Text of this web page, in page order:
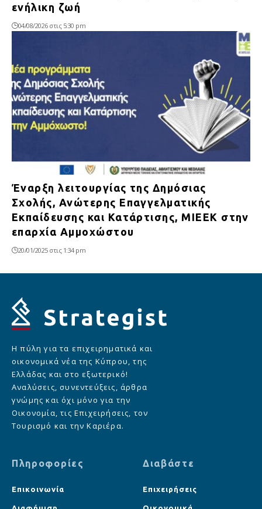
ενήλικη ζωή
04/08/2026 στις 5:30 pm
Έναρξη λειτουργίας της Δημόσιας
Σχολής, Ανώτερης Επαγγελματικής
Εκπαίδευσης και Κατάρτισης, ΜΙΕΕΚ στην
επαρχία Αμμοχώστου
20/01/2025 στις 1:34 pm
Η πύλη για τα επιχειρηματικά και
οικονομικά νέα της Κύπρου, της
Ελλάδας και στο εξωτερικό!
Αναλύσεις, συνεντεύξεις, άρθρα
γνώμης και όχι μόνο για την
Οικονομία, τις Επιχειρήσεις, τον
Τουρισμό και την Καριέρα.
Πληροφορίες
Επικοινωνία
Διαβάστε
Επιχειρήσεις